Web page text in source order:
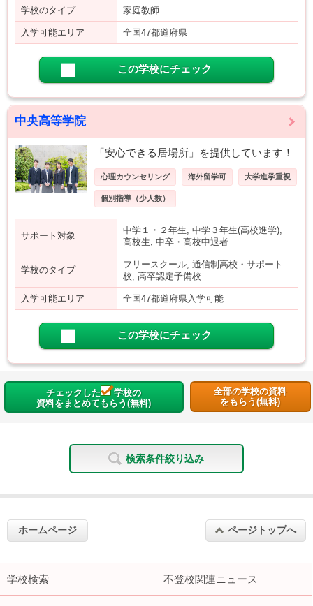
学校のタイプ 家庭教師
入学可能エリア 全国47都道府県
この学校にチェック
中央高等学院
「安心できる居場所」を提供しています！
心理カウンセリング 海外留学可 大学進学重視
個別指導（少人数）
サポート対象
中学１・２年生, 中学３年生(高校進学),
高校生, 中卒・高校中退者
学校のタイプ
フリースクール, 通信制高校・サポート
校, 高卒認定予備校
入学可能エリア 全国47都道府県入学可能
この学校にチェック
チェックした
学校の
資料をまとめてもらう(無料)
全部の学校の資料
をもらう(無料)
検索条件絞り込み
ホームページ ページトップへ
学校検索 不登校関連ニュース